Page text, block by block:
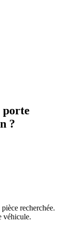
porte
?
recherchée.
véhicule.